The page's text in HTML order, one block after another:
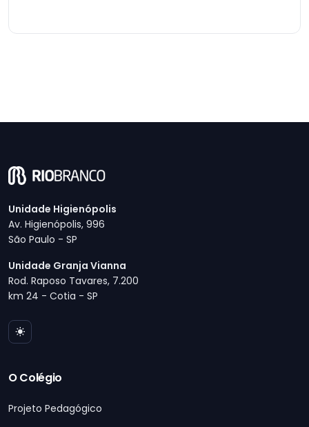
Unidade Higienópolis
Av. Higienópolis, 996
São Paulo - SP
Unidade Granja Vianna
Rod. Raposo Tavares, 7.200
km 24 - Cotia - SP
O Colégio
Projeto Pedagógico